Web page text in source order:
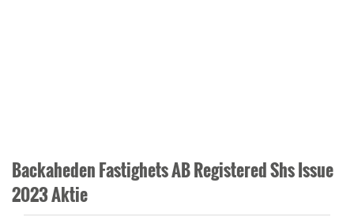
Backaheden Fastighets AB Registered Shs Issue
2023 Aktie